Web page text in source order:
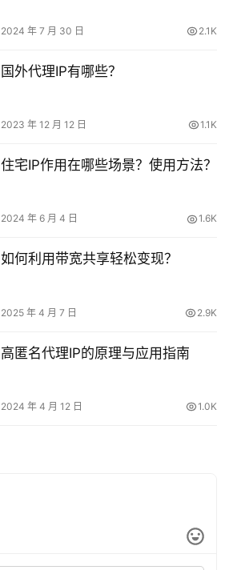
2024 年 7 月 30 日 2.1K
国外代理IP有哪些？
2023 年 12 月 12 日 1.1K
住宅IP作用在哪些场景？使用方法？
2024 年 6 月 4 日 1.6K
如何利用带宽共享轻松变现？
2025 年 4 月 7 日 2.9K
高匿名代理IP的原理与应用指南
2024 年 4 月 12 日 1.0K